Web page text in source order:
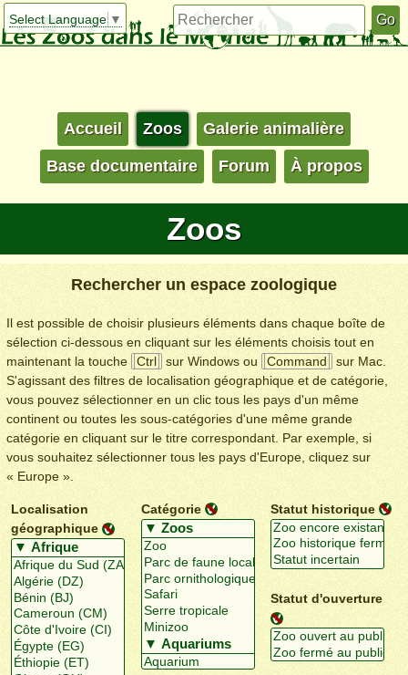
Select Language ▼
Accueil Zoos Galerie animalière
Base documentaire Forum À propos
Zoos
Rechercher un espace zoologique
Il est possible de choisir plusieurs éléments dans chaque boîte de
sélection ci-dessous en cliquant sur les éléments choisis tout en
maintenant la touche
Ctrl sur Windows ou Command
sur Mac.
S'agissant des filtres de localisation géographique et de catégorie,
vous pouvez sélectionner en un clic tous les pays d'un même
continent ou toutes les sous-catégories d'une même grande
catégorie en cliquant sur le titre correspondant. Par exemple, si
vous souhaitez sélectionner tous les pays d'Europe, cliquez sur
« Europe ».
Localisation
géographique
Catégorie Statut historique
Statut d'ouverture